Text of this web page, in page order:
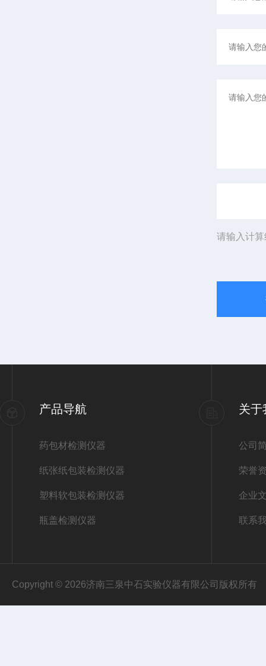
请输入计
产品导航
药包材检测仪器
纸张纸包装检测仪器
塑料软包装检测仪器
瓶盖检测仪器
关于
公司
荣誉
企业
联系
Copyright © 2026济南三泉中石实验仪器有限公司版权所有